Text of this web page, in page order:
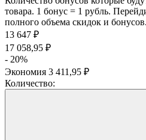
товара. 1 бонус = 1 рубль.
полного объема скидок и бонусов.
13 647 ₽
17 058,95 ₽
- 20%
Экономия 3 411,95 ₽
Количество: